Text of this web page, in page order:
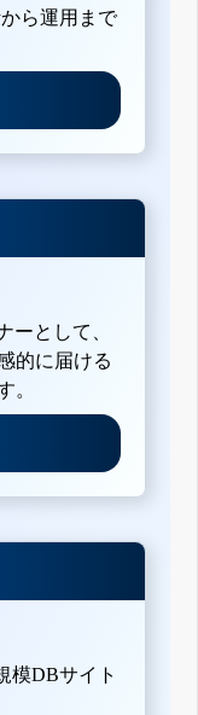
ら運用まで
ーとして、
的に届ける
。
模DBサイト